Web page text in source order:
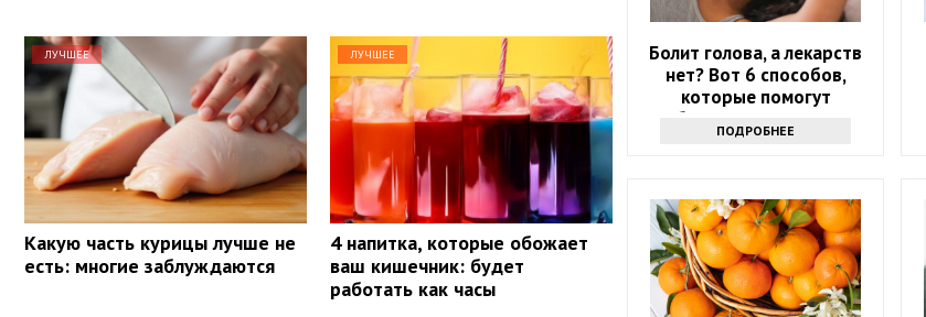
ЛУЧШЕЕ
Какую часть курицы лучше не
есть: многие заблуждаются
ЛУЧШЕЕ
4 напитка, которые обожает
ваш кишечник: будет
работать как часы
Болит голова, а лекарств
нет? Вот 6 способов,
которые помогут
избавиться от напасти
ПОДРОБНЕЕ